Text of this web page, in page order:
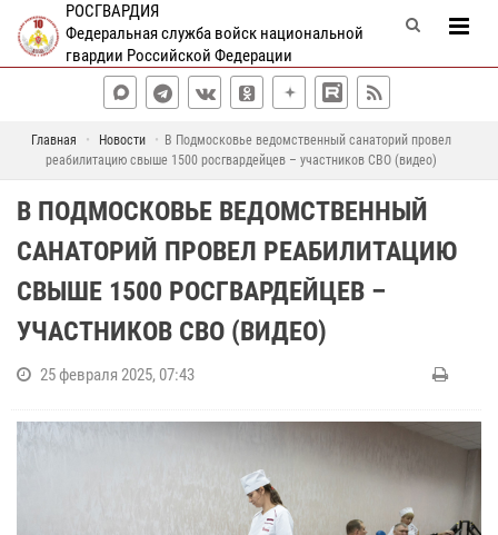
РОСГВАРДИЯ
Федеральная служба войск национальной
гвардии Российской Федерации
Главная Новости
В Подмосковье ведомственный санаторий провел
реабилитацию свыше 1500 росгвардейцев – участников СВО (видео)
В ПОДМОСКОВЬЕ ВЕДОМСТВЕННЫЙ
САНАТОРИЙ ПРОВЕЛ РЕАБИЛИТАЦИЮ
СВЫШЕ 1500 РОСГВАРДЕЙЦЕВ –
УЧАСТНИКОВ СВО (ВИДЕО)
25 февраля 2025, 07:43